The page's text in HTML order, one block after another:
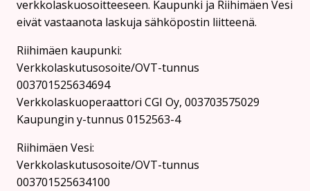
verkkolaskuosoitteeseen. Kaupunki ja Riihimäen Vesi
eivät vastaanota laskuja sähköpostin liitteenä.
Riihimäen kaupunki:
Verkkolaskutusosoite/OVT-tunnus
003701525634694
Verkkolaskuoperaattori CGI Oy, 003703575029
Kaupungin y-tunnus 0152563-4
Rii­hi­mäen Vesi:
Verkkolaskutusosoite/OVT-tunnus
003701525634100